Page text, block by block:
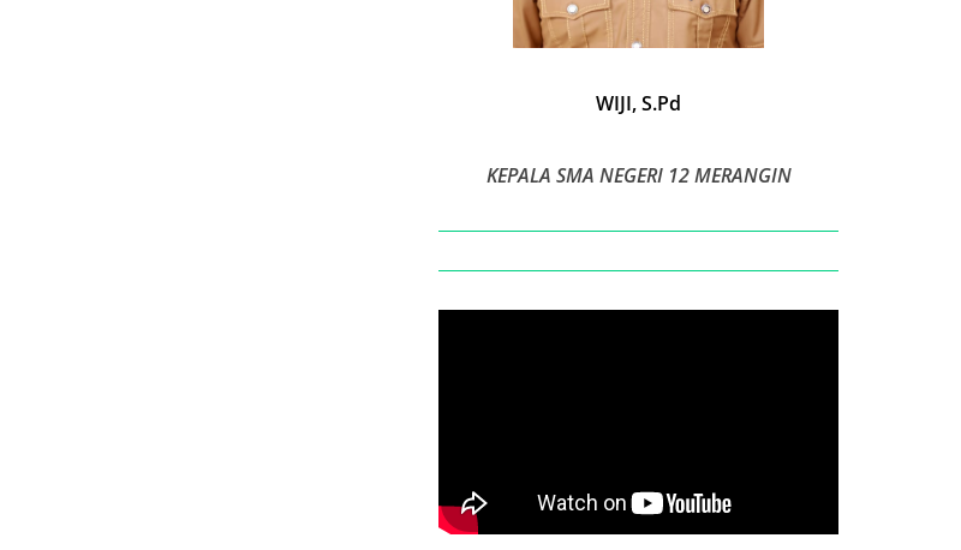
WIJI, S.Pd
KEPALA SMA NEGERI 12 MERANGIN